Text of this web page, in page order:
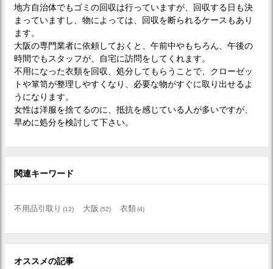
地方自治体でもゴミの回収は行っていますが、回収する日も決
まっていますし、物によっては、回収を断られるケースもあり
ます。
大阪の専門業者に依頼しておくと、午前中やもちろん、午後の
時間でもスタッフが、自宅に訪問をしてくれます。
不用になった衣類を回収、処分してもらうことで、クローゼッ
トや箪笥が整理しやすくなり、必要な物がすぐに取り出せるよ
うになります。
女性は洋服を捨てるのに、抵抗を感じている人が多いですが、
早めに処分を検討して下さい。
関連キーワード
不用品引取り (12) 大阪 (52) 衣類(4)
オススメの記事